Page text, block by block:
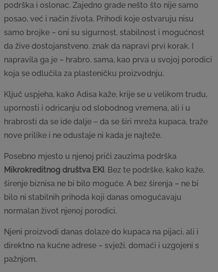
podrška i oslonac. Zajedno grade nešto što nije samo
posao, već i način života. Prihodi koje ostvaruju nisu
samo brojke – oni su sigurnost, stabilnost i mogućnost
da žive dostojanstveno. znak da napravi prvi korak. I
napravila ga je – hrabro, sama, kao prva u svojoj porodici
koja se odlučila za plasteničku proizvodnju.
Ključ uspjeha, kako Adisa kaže, krije se u velikom trudu,
upornosti i odricanju od slobodnog vremena, ali i u
hrabrosti da se ide dalje – da se širi mreža kupaca, traže
nove prilike i ne odustaje ni kada je najteže.
Posebno mjesto u njenoj priči zauzima podrška
Mikrokreditnog društva EKI. Bez te podrške, kako kaže,
širenje biznisa ne bi bilo moguće. A bez širenja – ne bi
bilo ni stabilnih prihoda koji danas omogućavaju
normalan život njenoj porodici.
Njeni proizvodi danas dolaze do kupaca na pijaci, ali i
direktno na kućne adrese – svježi, domaći i uzgojeni s
pažnjom.